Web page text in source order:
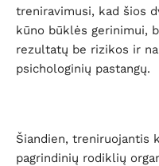
treniravimusi, kad šios
kūno būklės gerinimui,
rezultatų be rizikos ir
psichologinių pastangų.
Šiandien, treniruojantis
pagrindinių rodiklių